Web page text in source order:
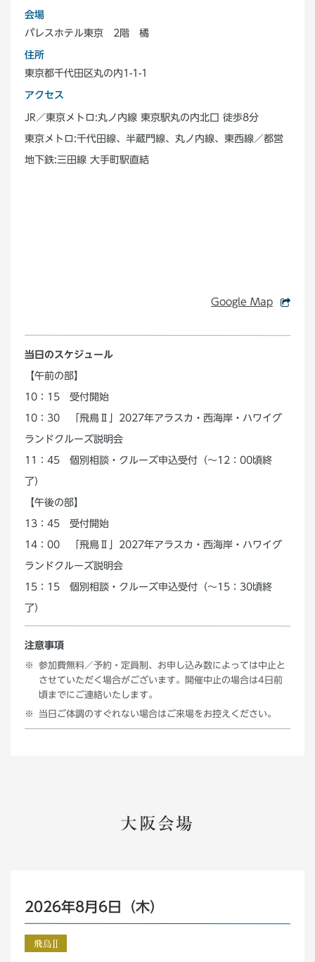
会場
パレスホテル東京 2階 橘
住所
東京都千代田区丸の内1-1-1
アクセス
JR／東京メトロ:丸ノ内線 東京駅丸の内北口 徒歩8分
東京メトロ:千代田線、半蔵門線、丸ノ内線、東西線／都営
地下鉄:三田線 大手町駅直結
Google Map
当日のスケジュール
【午前の部】
10：15 受付開始
10：30 「飛鳥Ⅱ」2027年アラスカ・西海岸・ハワイグ
ランドクルーズ説明会
11：45 個別相談・クルーズ申込受付（～12：00頃終
了）
【午後の部】
13：45 受付開始
14：00 「飛鳥Ⅱ」2027年アラスカ・西海岸・ハワイグ
ランドクルーズ説明会
15：15 個別相談・クルーズ申込受付（～15：30頃終
了）
注意事項
参加費無料／予約・定員制、お申し込み数によっては中止と
させていただく場合がございます。開催中止の場合は4日前
頃までにご連絡いたします。
当日ご体調のすぐれない場合はご来場をお控えください。
大阪会場
2026年8月6日（木）